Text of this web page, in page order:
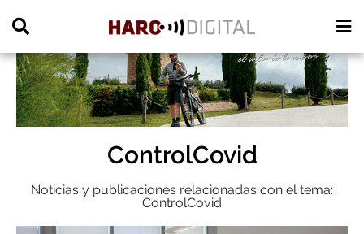
ControlCovid
Noticias y publicaciones relacionadas con el tema:
ControlCovid